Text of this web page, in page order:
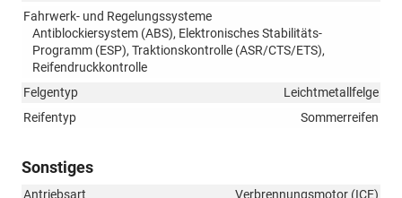
Fahrwerk- und Regelungssysteme
Antiblockiersystem (ABS), Elektronisches Stabilitäts-
Programm (ESP), Traktionskontrolle (ASR/CTS/ETS),
Reifendruckkontrolle
Felgentyp
Leichtmetallfelge
Reifentyp
Sommerreifen
Sonstiges
Antriebsart Verbrennungsmotor (ICE)